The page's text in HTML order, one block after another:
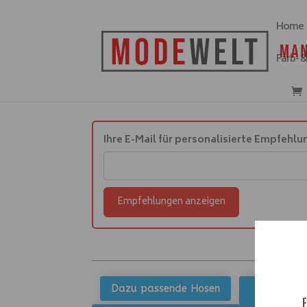
Home
Farb-
Ihre E-Mail für personalisierte
Empfehlungen anzeigen
Dazu passende Hosen